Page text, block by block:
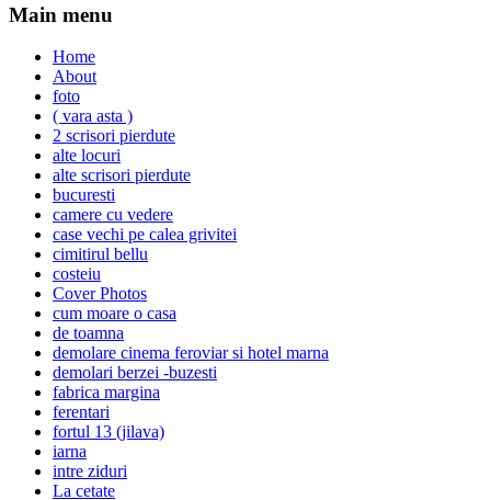
Main menu
Home
About
foto
( vara asta )
2 scrisori pierdute
alte locuri
alte scrisori pierdute
bucuresti
camere cu vedere
case vechi pe calea grivitei
cimitirul bellu
costeiu
Cover Photos
cum moare o casa
de toamna
demolare cinema feroviar si hotel marna
demolari berzei -buzesti
fabrica margina
ferentari
fortul 13 (jilava)
iarna
intre ziduri
La cetate